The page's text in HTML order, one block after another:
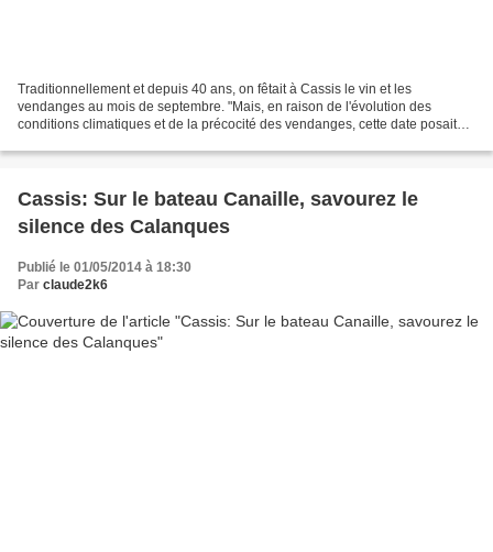
Traditionnellement et depuis 40 ans, on fêtait à Cassis le vin et les
vendanges au mois de septembre. "Mais, en raison de l'évolution des
conditions climatiques et de la précocité des vendanges, cette date posait
Cassis: Sur le bateau Canaille, savourez le
silence des Calanques
Publié le 01/05/2014 à 18:30
Par claude2k6